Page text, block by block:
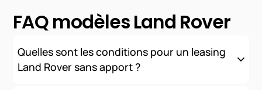
FAQ modèles Land Rover
Quelles sont les conditions pour un leasing
Land Rover sans apport ?